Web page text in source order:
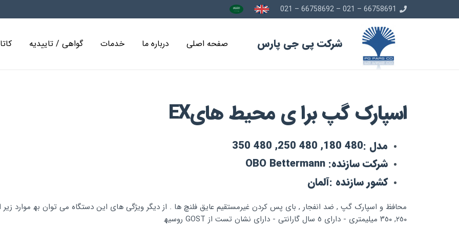
66758691 – 021 – 66758692 – 021
شرکت پی جی پارس صفحه اصلی درباره ما خدمات گواهی / تاییدیه
اﺳﭙﺎرک ﮔﭗ ﺑﺮا ی ﻣﺤﯿﻂ ھﺎیEX
ﻣﺪل :480 180, 480 250, 480 350
ﺷﺮﮐﺖ ﺳﺎزﻧﺪه: OBO Bettermann
ﮐﺸﻮر ﺳﺎزﻧﺪه :آﻟﻤﺎن
٢٥٠, ٣٥٠ ﻣﯿﻠﯿﻤﺘﺮی - دارای ٥ ﺳﺎل ﮔﺎراﻧﺘﯽ - دارای ﻧﺸﺎن ﺗﺴﺖ از GOST روﺳﯿﮫ